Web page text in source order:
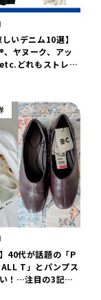
いデニム10選】
、ヤヌーク、アッ
どれもストレス
心地！
】40代が話題の「P
ALL T」とパンプス
！…注目の3記事
【LEE100人隊・2